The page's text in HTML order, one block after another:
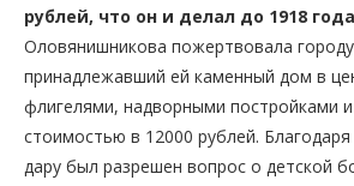
рублей, что он и делал до 1918 года
Оловянишникова пожертвовала
принадлежавший ей каменный дом в
флигелями, надворными постройками
стоимостью в 12000 рублей.
дару был разрешен вопрос о детской